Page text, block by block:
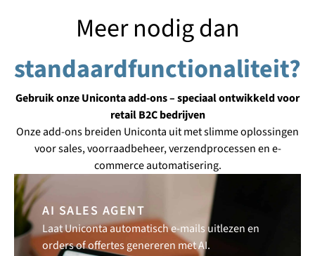
Meer nodig dan
standaardfunctionaliteit?
Gebruik onze Uniconta add-ons – speciaal ontwikkeld voor
retail B2C bedrijven
Onze add-ons breiden Uniconta uit met slimme oplossingen
voor sales, voorraadbeheer, verzendprocessen en e-
commerce automatisering.
AI SALES AGENT
Laat Uniconta automatisch e-mails uitlezen en
orders of offertes genereren met AI.